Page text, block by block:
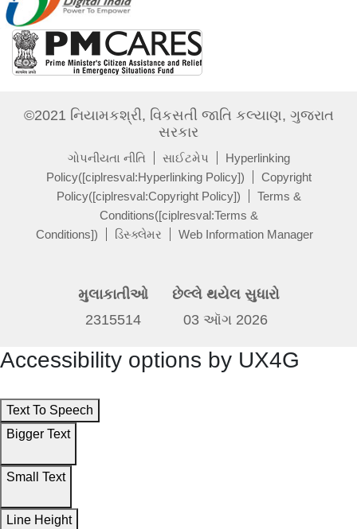
©2021 નિયામકશ્રી, વિકસતી જાતિ કલ્યાણ, ગુજરાત
સરકાર
ગોપનીયતા નીતિ સાઈટમેપ
Hyperlinking
Policy([ciplresval:Hyperlinking Policy])
Copyright
Policy([ciplresval:Copyright Policy])
Terms &
Conditions([ciplresval:Terms &
Conditions])
ડિસ્ક્લેમર Web Information Manager
મુલાકાતીઓ
2315514
છેલ્લે થયેલ સુધારો
03 ઑગ 2026
Accessibility options by UX4G
Text To Speech
Bigger Text
Small Text
Line Height